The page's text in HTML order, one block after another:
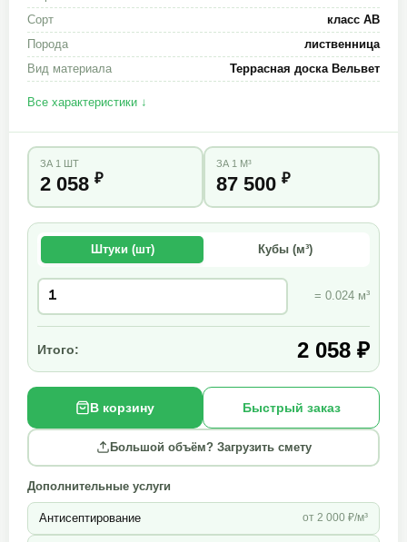
Сорт
класс АВ
Порода
лиственница
Вид материала
Террасная доска Вельвет
Все характеристики ↓
ЗА 1 ШТ
2 058 ₽
ЗА 1 М³
87 500 ₽
Штуки (шт) Кубы (м³)
= 0.024 м³
Итого: 2 058 ₽
В корзину Быстрый заказ
Большой объём? Загрузить смету
Дополнительные услуги
Антисептирование от 2 000 ₽/м³